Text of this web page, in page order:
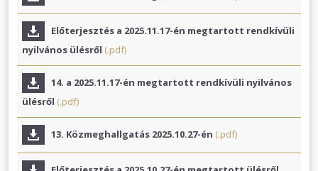
Előterjesztés a 2025.11.17-én megtartott rendkívüli
nyilvános ülésről (.pdf)
14. a 2025.11.17-én megtartott rendkívüli nyilvános
ülésről (.pdf)
13. Közmeghallgatás 2025.10.27-én (.pdf)